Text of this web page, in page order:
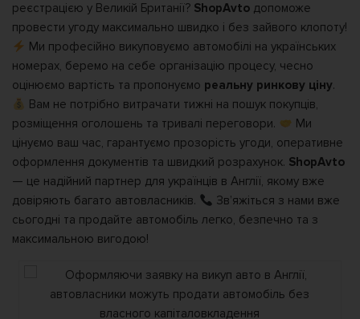
реєстрацією у Великій Британії? ShopAvto допоможе
провести угоду максимально швидко і без зайвого клопоту!
Ми професійно викуповуємо автомобілі на українських
номерах, беремо на себе організацію процесу, чесно
оцінюємо вартість та пропонуємо реальну ринкову ціну.
Вам не потрібно витрачати тижні на пошук покупців,
розміщення оголошень та тривалі переговори.
Ми
цінуємо ваш час, гарантуємо прозорість угоди, оперативне
оформлення документів та швидкий розрахунок. ShopAvto
— це надійний партнер для українців в Англії, якому вже
довіряють багато автовласників.
Зв’яжіться з нами вже
сьогодні та продайте автомобіль легко, безпечно та з
максимальною вигодою!